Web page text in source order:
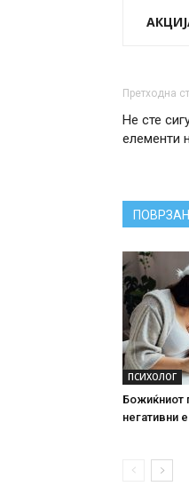
Претходна
Не сте
елементи
ПСИХОЛОГ
Божиќниот
негативни